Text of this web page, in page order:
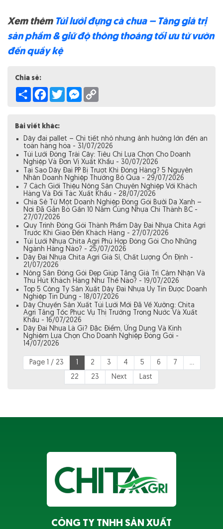
Xem thêm Túi lưới đựng cà chua – Tăng giá trị
sản phẩm & giữ độ thông thoáng tối ưu từ vườn
đến quầy kệ
Chia sẻ:
Share Facebook
TwitterMessenger
Bài viết khác:
Dây đai pallet – Chi tiết nhỏ nhưng ảnh hưởng lớn đến an
toàn hàng hóa - 31/07/2026
Túi Lưới Đóng Trái Cây: Tiêu Chí Lựa Chọn Cho Doanh
Nghiệp Và Đơn Vị Xuất Khẩu - 30/07/2026
Tại Sao Dây Đai PP Bị Trượt Khi Đóng Hàng? 5 Nguyên
Nhân Doanh Nghiệp Thường Bỏ Qua - 29/07/2026
7 Cách Giới Thiệu Nông Sản Chuyên Nghiệp Với Khách
Hàng Và Đối Tác Xuất Khẩu - 28/07/2026
Chia Sẻ Từ Một Doanh Nghiệp Đóng Gói Bưởi Da Xanh –
Nơi Đã Gắn Bó Gần 10 Năm Cùng Nhựa Chí Thành BC -
27/07/2026
Quy Trình Đóng Gói Thành Phẩm Dây Đai Nhựa Chita Agri
Trước Khi Giao Đến Khách Hàng - 27/07/2026
Túi Lưới Nhựa Chita Agri Phù Hợp Đóng Gói Cho Những
Ngành Hàng Nào? - 25/07/2026
Dây Đai Nhựa Chita Agri Giá Sỉ, Chất Lượng Ổn Định -
21/07/2026
Nông Sản Đóng Gói Đẹp Giúp Tăng Giá Trị Cảm Nhận Và
Thu Hút Khách Hàng Như Thế Nào? - 19/07/2026
Top 5 Công Ty Sản Xuất Dây Đai Nhựa Uy Tín Được Doanh
Nghiệp Tin Dùng - 18/07/2026
Dây Chuyền Sản Xuất Túi Lưới Mới Đã Về Xưởng: Chita
Agri Tăng Tốc Phục Vụ Thị Trường Trong Nước Và Xuất
Khẩu - 16/07/2026
Dây Đai Nhựa Là Gì? Đặc Điểm, Ứng Dụng Và Kinh
Nghiệm Lựa Chọn Cho Doanh Nghiệp Đóng Gói -
14/07/2026
Page 1 / 23 1 2 3 4 5 6 7
...
22
23 Next Last
CÔNG TY TNHH SẢN XUẤT